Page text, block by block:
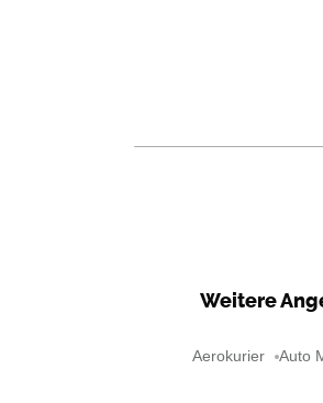
Weitere
Aerokurier Auto